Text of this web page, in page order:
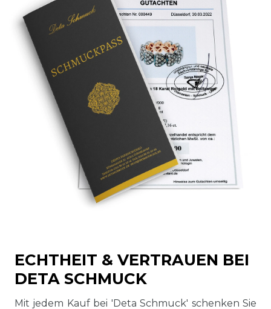
ECHTHEIT & VERTRAUEN BEI
DETA SCHMUCK
Mit jedem Kauf bei 'Deta Schmuck' schenken Sie